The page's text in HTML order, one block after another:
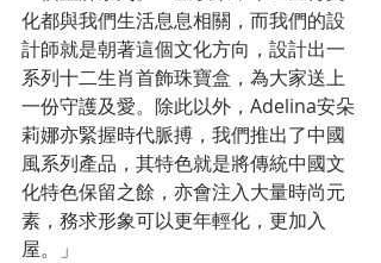
化都與我們生活息息相關，而我們的設
計師就是朝著這個文化方向，設計出一
系列十二生肖首飾珠寶盒，為大家送上
一份守護及愛。除此以外，Adelina安朵
莉娜亦緊握時代脈搏，我們推出了中國
風系列產品，其特色就是將傳統中國文
化特色保留之餘，亦會注入大量時尚元
素，務求形象可以更年輕化，更加入
屋。」